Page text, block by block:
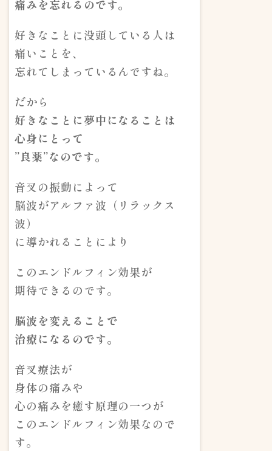
痛みを忘れるのです。
好きなことに没頭している人は
痛いことを、
忘れてしまっているんですね。
だから
好きなことに夢中になることは
心身にとって
”良薬”なのです。
音叉の振動によって
脳波がアルファ波（リラックス
波）
に導かれることにより
このエンドルフィン効果が
期待できるのです。
脳波を変えることで
治療になるのです。
音叉療法が
身体の痛みや
心の痛みを癒す原理の一つが
このエンドルフィン効果なので
す。